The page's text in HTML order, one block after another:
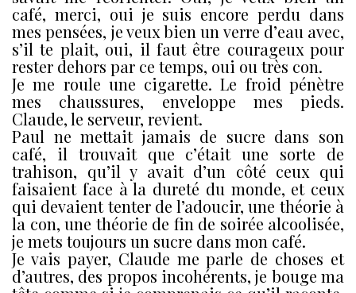
café, merci, oui je suis encore perdu dans
mes pensées, je veux bien un verre d’eau avec,
s’il te plait, oui, il faut être courageux pour
rester dehors par ce temps, oui ou très con.
Je me roule une cigarette. Le froid pénètre
mes chaussures, enveloppe mes pieds.
Claude, le serveur, revient.
Paul ne mettait jamais de sucre dans son
café, il trouvait que c’était une sorte de
trahison, qu’il y avait d’un côté ceux qui
faisaient face à la dureté du monde, et ceux
qui devaient tenter de l’adoucir, une théorie à
la con, une théorie de fin de soirée alcoolisée,
je mets toujours un sucre dans mon café.
Je vais payer, Claude me parle de choses et
d’autres, des propos incohérents, je bouge ma